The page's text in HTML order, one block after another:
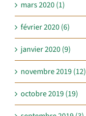
mars 2020 (1)
février 2020 (6)
janvier 2020 (9)
novembre 2019 (12)
octobre 2019 (19)